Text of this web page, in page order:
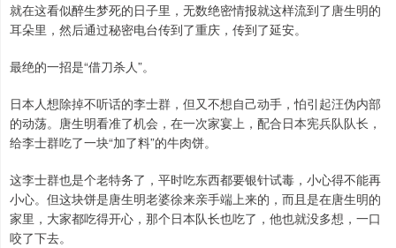
就在这看似醉生梦死的日子里，无数绝密情报就这样流到了唐生明的
耳朵里，然后通过秘密电台传到了重庆，传到了延安。
最绝的一招是“借刀杀人”。
日本人想除掉不听话的李士群，但又不想自己动手，怕引起汪伪内部
的动荡。唐生明看准了机会，在一次家宴上，配合日本宪兵队队长，
给李士群吃了一块“加了料”的牛肉饼。
这李士群也是个老特务了，平时吃东西都要银针试毒，小心得不能再
小心。但这块饼是唐生明老婆徐来亲手端上来的，而且是在唐生明的
家里，大家都吃得开心，那个日本队长也吃了，他也就没多想，一口
咬了下去。